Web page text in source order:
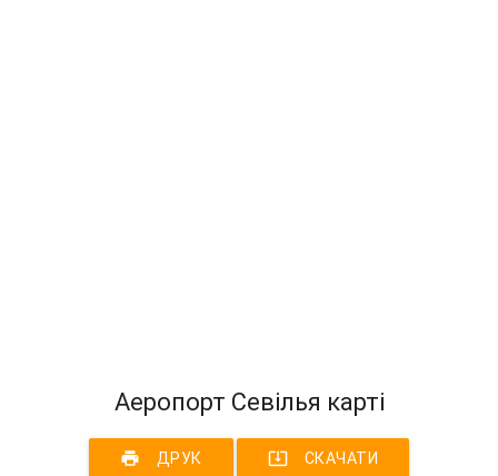
Аеропорт Севілья карті
print ДРУК system_update_alt СКАЧАТИ